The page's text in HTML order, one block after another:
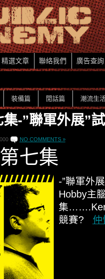
精選文章 聯絡我們 廣告查詢
裝備篇 閒話篇 潮流生
-”聯軍外展”
NO COMMENTS »
七集
-”聯軍外
Hobby主
集……
競賽? 仲